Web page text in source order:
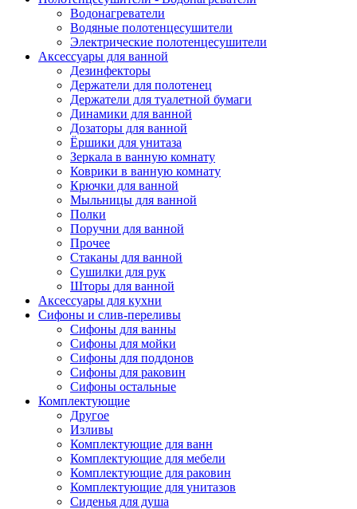
Водонагреватели
Водяные полотенцесушители
Электрические полотенцесушители
Аксессуары для ванной
Дезинфекторы
Держатели для полотенец
Держатели для туалетной бумаги
Динамики для ванной
Дозаторы для ванной
Ёршики для унитаза
Зеркала в ванную комнату
Коврики в ванную комнату
Крючки для ванной
Мыльницы для ванной
Полки
Поручни для ванной
Прочее
Стаканы для ванной
Сушилки для рук
Шторы для ванной
Аксессуары для кухни
Сифоны и слив-переливы
Сифоны для ванны
Сифоны для мойки
Сифоны для поддонов
Сифоны для раковин
Сифоны остальные
Комплектующие
Другое
Изливы
Комплектующие для ванн
Комплектующие для мебели
Комплектующие для раковин
Комплектующие для унитазов
Сиденья для душа